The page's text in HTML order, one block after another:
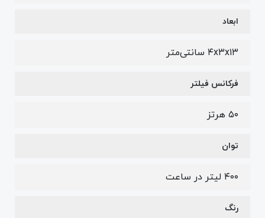
ابعاد
۴x۳x۱۳ سانتی‌متر
فرکانس فیلتر
۵۰ هرتز
توان
۴۰۰ لیتر در ساعت
رنگ